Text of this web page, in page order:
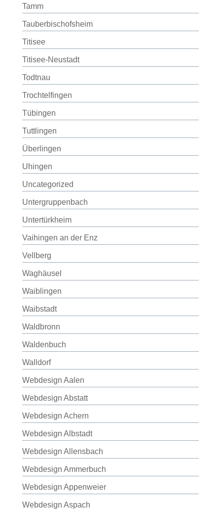
Tamm
Tauberbischofsheim
Titisee
Titisee-Neustadt
Todtnau
Trochtelfingen
Tübingen
Tuttlingen
Überlingen
Uhingen
Uncategorized
Untergruppenbach
Untertürkheim
Vaihingen an der Enz
Vellberg
Waghäusel
Waiblingen
Waibstadt
Waldbronn
Waldenbuch
Walldorf
Webdesign Aalen
Webdesign Abstatt
Webdesign Achern
Webdesign Albstadt
Webdesign Allensbach
Webdesign Ammerbuch
Webdesign Appenweier
Webdesign Aspach